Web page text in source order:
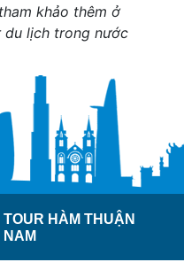
khảo thêm ở
du lịch trong nước
TOUR HÀM THUẬN
NAM